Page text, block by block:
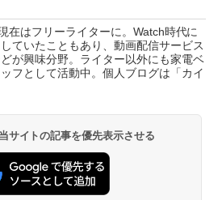
在はフリーライターに。Watch時代に
ていたこともあり、動画配信サービス
が興味分野。ライター以外にも家電ベ
フとして活動中。個人ブログは「カイ
サイトの記事を優先表示させる